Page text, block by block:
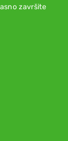
završite